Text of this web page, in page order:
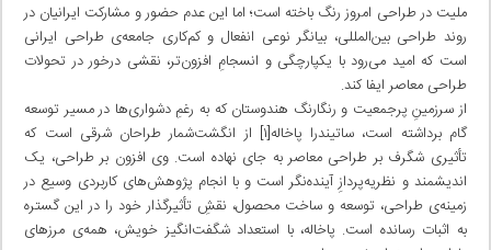
ملیت در طراحی امروز رنگ باخته است؛ اما این عدم حضور و مشارکت ایرانیان در
روند طراحی بین‌المللی، بیانگر نوعی انفعال و کم‌کاری جامعه‌ی طراحی ایرانی
است که امید می‌رود با یکپارچگی و انسجامِ افزون‌تر، نقشی درخور در تحولات
طراحی معاصر ایفا کند.
از سرزمینِ پرجمعیت و رنگارنگ هندوستان که به رغمِ دشواری‌ها در مسیر توسعه
گام برداشته است، ساتیندرا پاخاله[۱] از انگشت‌شمار طراحان شرقی است که
تأثیری شگرف بر طراحی معاصر به جای نهاده است. وی افزون بر طراحی، یک
اندیشمند و نظریه‌پردازِ آینده‌نگر است و با انجام پژوهش‌های کاربردی وسیع در
زمینه‌ی طراحی، توسعه و ساخت محصول، نقشِ تأثیرگذار خود را در این گستره
به اثبات رسانده است. پاخاله، با استعداد شگفت‌انگیز خویش، همه‌ی مرزهای